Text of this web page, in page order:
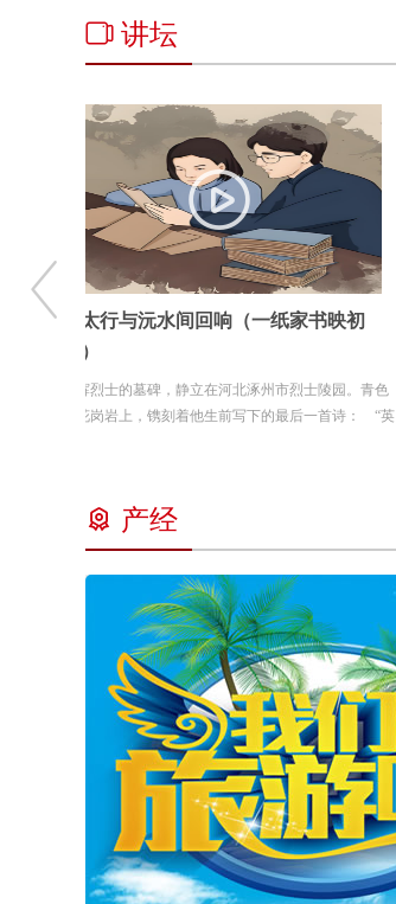
讲坛
古老漆艺如何在当代“活”起来
“没想到大漆还能这样做，完全颠覆了我对漆器的印
象。”在天津美术馆，一位观众驻足在作品前，端详许
产经